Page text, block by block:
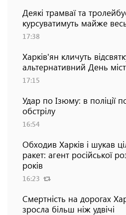
Деякі трамваї та
курсуватимуть майже
17:38
Харків'ян кличуть
альтернативний День
17:15
Удар по Ізюму: в поліції
обстрілу
16:54
Обходив Харків і шукав
ракет: агент російської
років
16:23
Смертність на дорогах
зросла більш ніж удвічі